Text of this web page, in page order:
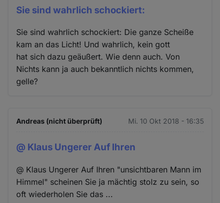
Sie sind wahrlich schockiert:
Sie sind wahrlich schockiert: Die ganze Scheiße
kam an das Licht! Und wahrlich, kein gott
hat sich dazu geäußert. Wie denn auch. Von
Nichts kann ja auch bekanntlich nichts kommen,
gelle?
Andreas (nicht überprüft) Mi. 10 Okt 2018 - 16:35
@ Klaus Ungerer Auf Ihren
@ Klaus Ungerer Auf Ihren "unsichtbaren Mann im
Himmel" scheinen Sie ja mächtig stolz zu sein, so
oft wiederholen Sie das ...